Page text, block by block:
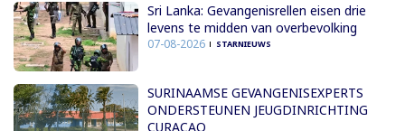
Sri Lanka: Gevangenisrellen eisen drie
levens te midden van overbevolking
07-08-2026 STARNIEUWS
SURINAAMSE GEVANGENISEXPERTS
ONDERSTEUNEN JEUGDINRICHTING
CURAÇAO